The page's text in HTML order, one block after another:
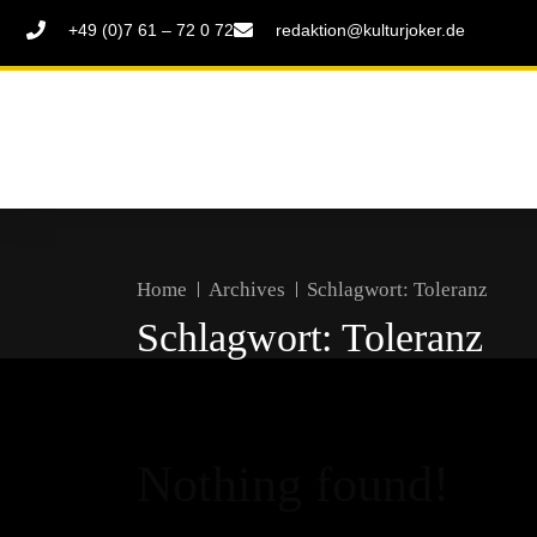
+49 (0)7 61 – 72 0 72 redaktion@kulturjoker.de
Home Archives Schlagwort: Toleranz
Schlagwort: Toleranz